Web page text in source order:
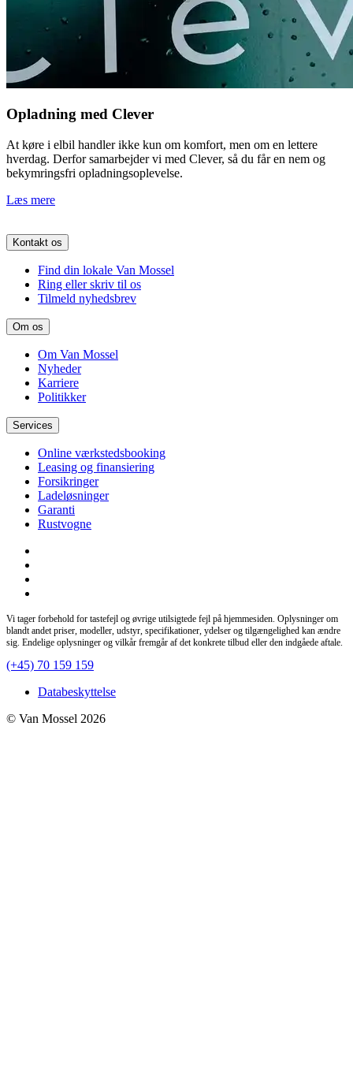
Opladning med Clever
At køre i elbil handler ikke kun om komfort, men om en lettere
hverdag. Derfor samarbejder vi med Clever, så du får en nem og
bekymringsfri opladningsoplevelse.
Læs mere
Kontakt os
Find din lokale Van Mossel
Ring eller skriv til os
Tilmeld nyhedsbrev
Om os
Om Van Mossel
Nyheder
Karriere
Politikker
Services
Online værkstedsbooking
Leasing og finansiering
Forsikringer
Ladeløsninger
Garanti
Rustvogne
Vi tager forbehold for tastefejl og øvrige utilsigtede fejl på hjemmesiden. Oplysninger om
blandt andet priser, modeller, udstyr, specifikationer, ydelser og tilgængelighed kan ændre
sig. Endelige oplysninger og vilkår fremgår af det konkrete tilbud eller den indgåede aftale.
(+45) 70 159 159
Databeskyttelse
© Van Mossel 2026